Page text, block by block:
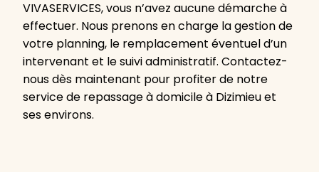
VIVASERVICES, vous n’avez aucune démarche à
effectuer. Nous prenons en charge la gestion de
votre planning, le remplacement éventuel d’un
intervenant et le suivi administratif. Contactez-
nous dès maintenant pour profiter de notre
service de repassage à domicile à Dizimieu et
ses environs.